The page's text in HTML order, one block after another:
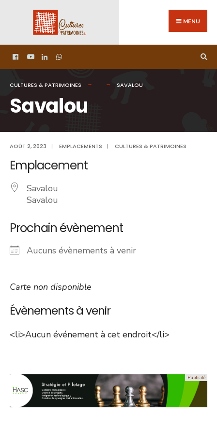
MENU
CULTURES & PATRIMOINES SAVALOU
Savalou
AOÛT 2, 2023 | EMPLACEMENTS | CULTURES & PATRIMOINES
Emplacement
Savalou
Savalou
Prochain évènement
Aucuns évènements à venir
Carte non disponible
Évènements à venir
<li>Aucun événement à cet endroit</li>